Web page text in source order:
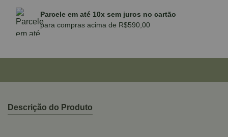
Parcele em até 10x sem juros no cartão
para compras acima de R$590,00
Descrição do Produto